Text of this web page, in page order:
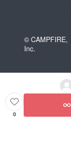
© CAMPFIRE,
Inc.
0